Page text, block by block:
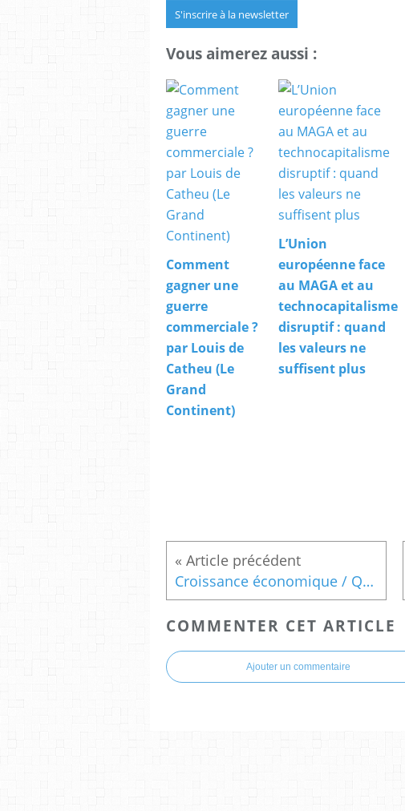
S'inscrire à la newsletter
Vous aimerez aussi :
Comment
gagner une
guerre
commerciale ?
par Louis de
Catheu (Le
Grand
Continent)
L’Union
européenne face
au MAGA et au
technocapitalisme
disruptif : quand
les valeurs ne
suffisent plus
Croissance économique / Qu'est-ce qui ne reçoit pas suffisamment d'attention ? Ces tendances méconnues, selon les économistes en chef (World Economic Forum)
COMMENTER CET ARTICLE
Ajouter un commentaire